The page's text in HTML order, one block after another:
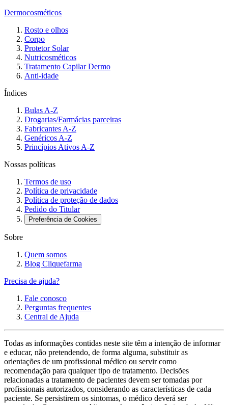
Dermocosméticos
Rosto e olhos
Corpo
Protetor Solar
Nutricosméticos
Tratamento Capilar Dermo
Anti-idade
Índices
Bulas A-Z
Drogarias/Farmácias parceiras
Fabricantes A-Z
Genéricos A-Z
Princípios Ativos A-Z
Nossas políticas
Termos de uso
Política de privacidade
Política de proteção de dados
Pedido do Titular
Preferência de Cookies
Sobre
Quem somos
Blog Cliquefarma
Precisa de ajuda?
Fale conosco
Perguntas frequentes
Central de Ajuda
Todas as informações contidas neste site têm a intenção de informar
e educar, não pretendendo, de forma alguma, substituir as
orientações de um profissional médico ou servir como
recomendação para qualquer tipo de tratamento. Decisões
relacionadas a tratamento de pacientes devem ser tomadas por
profissionais autorizados, considerando as características de cada
paciente. Se persistirem os sintomas, o médico deverá ser